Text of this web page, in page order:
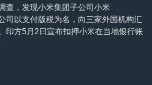
查，发现小米集团子公司小米
司以支付版税为名，向三家外国机构汇
印方5月2日宣布扣押小米在当地银行账